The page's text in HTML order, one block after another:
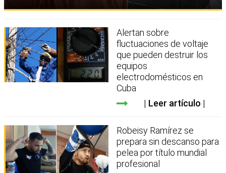
Alertan sobre
fluctuaciones de voltaje
que pueden destruir los
equipos
electrodomésticos en
Cuba
Leer artículo
Robeisy Ramírez se
prepara sin descanso para
pelea por título mundial
profesional